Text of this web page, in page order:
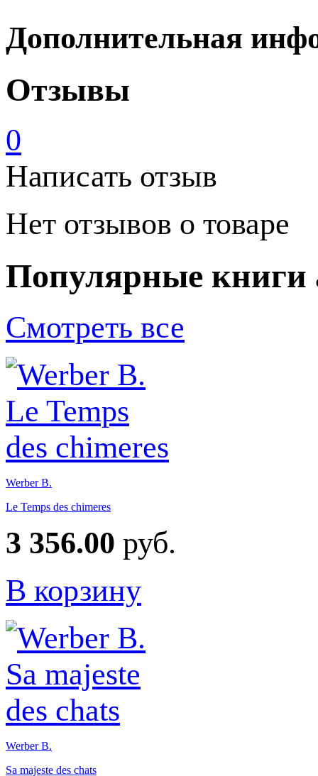
Дополнительная
Отзывы
0
Написать отзыв
Нет отзывов о товаре
Популярные книги
Смотреть все
Werber B.
Le Temps des chimeres
3 356.00 руб.
В корзину
Werber B.
Sa majeste des chats